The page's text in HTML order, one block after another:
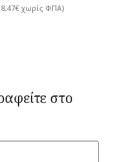
8,47€ χωρίς ΦΠΑ)
στο